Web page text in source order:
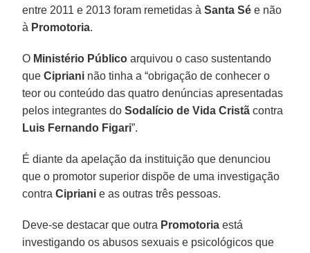
entre 2011 e 2013 foram remetidas àSanta Sé e não
à Promotoria.
O Ministério Público arquivou o caso sustentando
queCipriani não tinha a “obrigação de conhecer o
teor ou conteúdo das quatro denúncias apresentadas
pelos integrantes doSodalício de Vida Cristã contra
Luis Fernando Figari”.
É diante da apelação da instituição que denunciou
que o promotor superior dispõe de uma investigação
contraCipriani e as outras três pessoas.
Deve-se destacar que outra Promotoria está
investigando os abusos sexuais e psicológicos que